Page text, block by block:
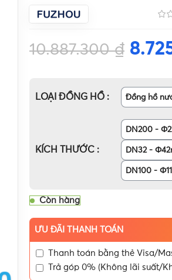
10.887.300₫
LOẠI ĐỒNG HỒ Đồng hồ
KÍCH THƯỚC
DN200 -
DN32 -
DN100 -
Còn hàng
ƯU ĐÃI THANH TOÁN
Thanh toán bằng thẻ Visa/
Trả góp 0% (Không lãi suất/